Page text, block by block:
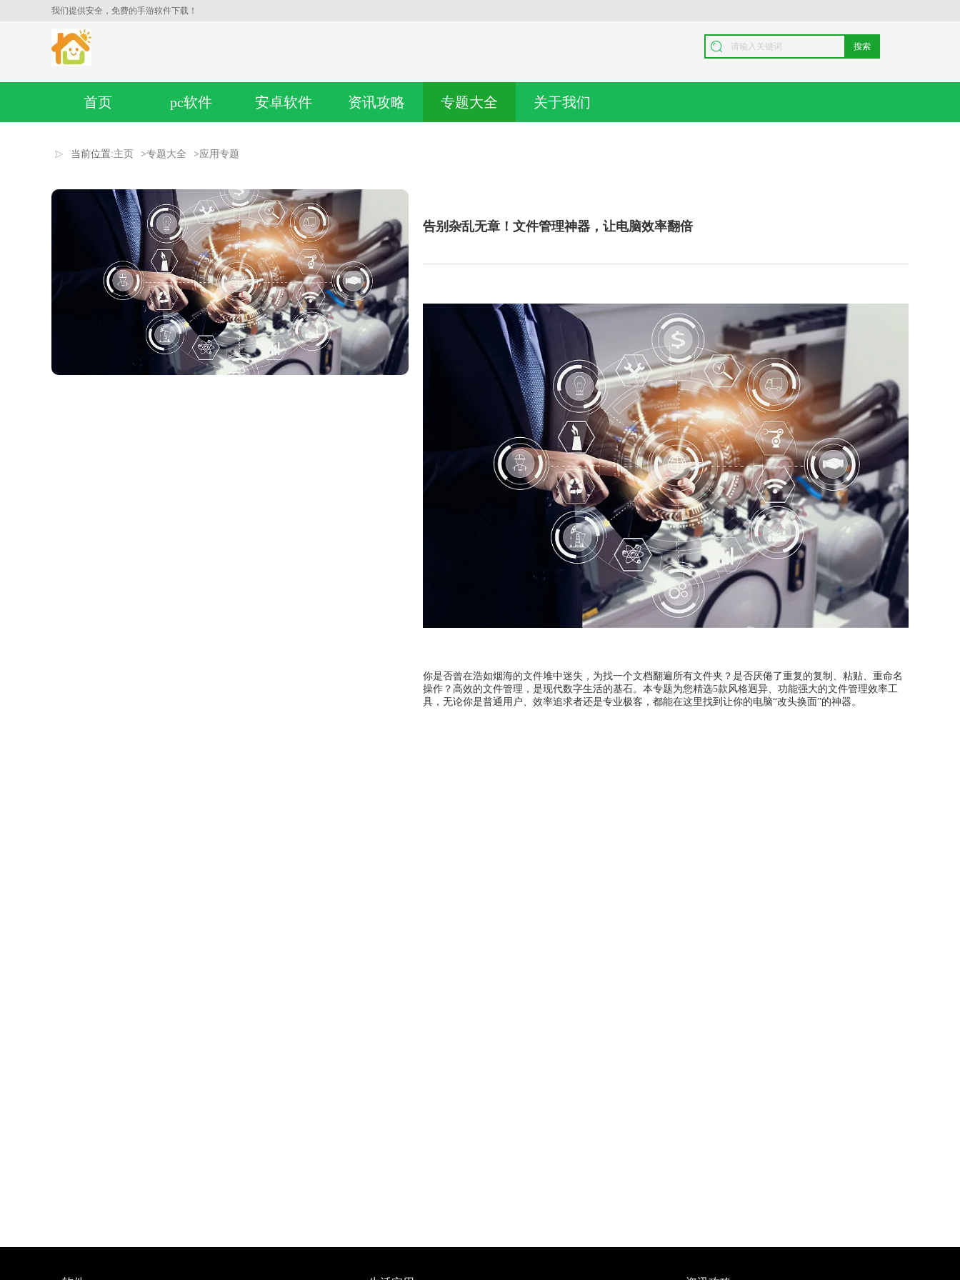
我们提供安全，免费的手游软件下载！
搜索
首页 pc软件 安卓软件 资讯攻略 专题大全 关于我们
当前位置:主页 >专题大全 >应用专题
告别杂乱无章！文件管理神器，让电脑效率翻倍
你是否曾在浩如烟海的文件堆中迷失，为找一个文档翻遍所有文件夹？是否厌倦了重复的复制、粘贴、重命名
操作？高效的文件管理，是现代数字生活的基石。本专题为您精选5款风格迥异、功能强大的文件管理效率工
具，无论你是普通用户、效率追求者还是专业极客，都能在这里找到让你的电脑“改头换面”的神器。